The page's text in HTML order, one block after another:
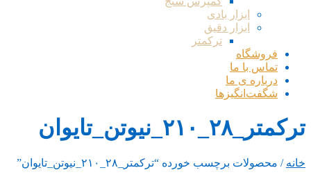
ابزار بادی
ابزار دقیق
ترکمتر
فروشگاه
تماس با ما
درباره ی ما
شگفت‌انگیزها
ترکمتر_۲۸_۲۱۰_نیوتن_تایوان
خانه / محصولات برچسب خورده “ترکمتر_۲۸_۲۱۰_نیوتن_تایوان”